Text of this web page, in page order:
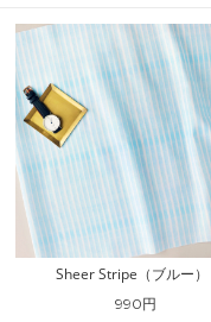
Sheer Stripe（ブルー）
990円